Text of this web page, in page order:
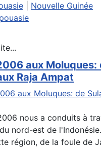
Nouvelle Guinée
aux Moluques:
Raja Ampat
nous a conduits à
nord-est de
région, de la foule de